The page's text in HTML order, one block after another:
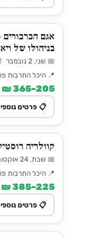
אגם
בניהולו של
📅 שני, 2 נובמבר ⏰ 20:00
📍 היכל התרבות
205–365 ₪
📋 פרטים
קוולריה
📅 שבת, 24 אוקטובר ⏰ 20:30
📍 היכל התרבות
225–385 ₪
📋 פרטים